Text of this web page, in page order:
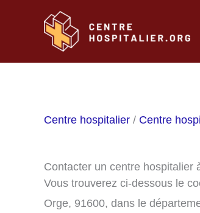
Centre hospitalier / Centre
Contacter un centre hospitalier
Vous trouverez ci-dessous le
Orge, 91600, dans le